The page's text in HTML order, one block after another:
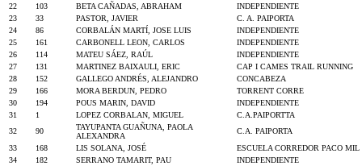
22
103 BETA CAÑADAS, ABRAHAM
INDEPENDIENTE
23
33 PASTOR, JAVIER
C. A. PAIPORTA
24
86 CORBALÁN MARTÍ, JOSE LUIS
INDEPENDIENTE
25
161 CARBONELL LEON, CARLOS
INDEPENDIENTE
26
114 MATEU SÁEZ, RAÚL
INDEPENDIENTE
27
131 MARTINEZ BAIXAULI, ERIC
CAP I CAMES TRAIL RUNNING
28
152 GALLEGO ANDRÉS, ALEJANDRO
CONCABEZA
29
166 MORA BERDUN, PEDRO
TORRENT CORRE
30
194 POUS MARIN, DAVID
INDEPENDIENTE
31
1 LOPEZ CORBALAN, MIGUEL
C.A.PAIPORTTA
32
90
TAYUPANTA GUAÑUNA, PAOLA
ALEXANDRA
C.A. PAIPORTA
33
168 LIS SOLANA, JOSÉ
ESCUELA CORREDOR PACO MIL
34
182 SERRANO TAMARIT, PAU
INDEPENDIENTE